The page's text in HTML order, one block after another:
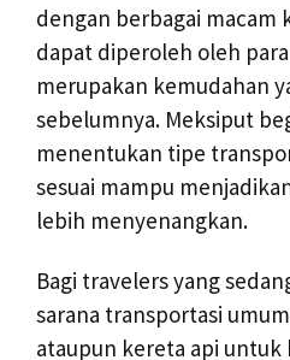
dengan berbagai macam
dapat diperoleh oleh
merupakan kemudahan
sebelumnya. Meksiput
menentukan tipe
sesuai mampu
lebih menyenangkan.
Bagi travelers yang
sarana transportasi
ataupun kereta api untuk